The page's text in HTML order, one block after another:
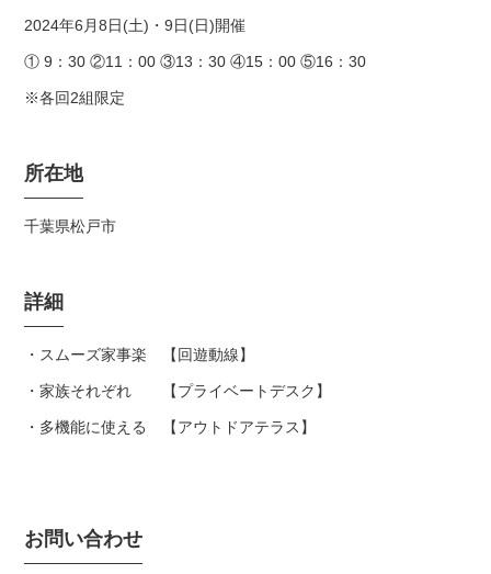
2024年6月8日(土)・9日(日)開催
① 9：30 ②11：00 ③13：30 ④15：00 ⑤16：30
※各回2組限定
所在地
千葉県松戸市
詳細
・スムーズ家事楽 【回遊動線】
・家族それぞれ 【プライベートデスク】
・多機能に使える 【アウトドアテラス】
お問い合わせ